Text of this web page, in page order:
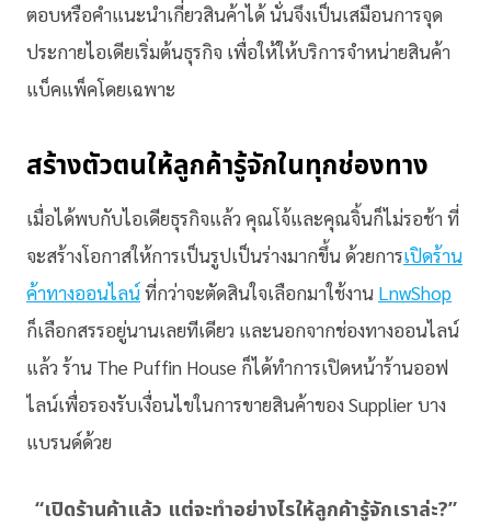
ตอบหรือคำแนะนำเกี่ยวสินค้าได้ นั่นจึงเป็นเสมือนการจุด
ประกายไอเดียเริ่มต้นธุรกิจ เพื่อให้ให้บริการจำหน่ายสินค้า
แบ็คแพ็คโดยเฉพาะ
สร้างตัวตนให้ลูกค้ารู้จักในทุกช่องทาง
เมื่อได้พบกับไอเดียธุรกิจแล้ว คุณโจ้และคุณจิ้นก็ไม่รอช้า ที่
จะสร้างโอกาสให้การเป็นรูปเป็นร่างมากขึ้น ด้วยการเปิดร้าน
ค้าทางออนไลน์ที่กว่าจะตัดสินใจเลือกมาใช้งาน LnwShop
ก็เลือกสรรอยู่นานเลยทีเดียว และนอกจากช่องทางออนไลน์
แล้ว ร้าน The Puffin House ก็ได้ทำการเปิดหน้าร้านออฟ
ไลน์เพื่อรองรับเงื่อนไขในการขายสินค้าของ Supplier บาง
แบรนด์ด้วย
“เปิดร้านค้าแล้ว แต่จะทำอย่างไรให้ลูกค้ารู้จักเราล่ะ?”